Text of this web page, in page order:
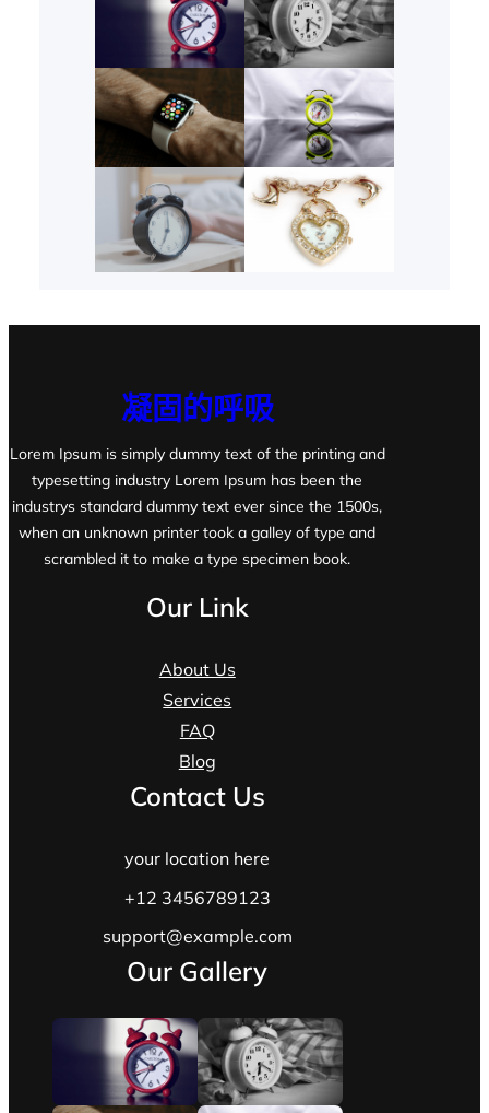
凝固的呼吸
Lorem Ipsum is simply dummy text of the printing and
typesetting industry Lorem Ipsum has been the
industrys standard dummy text ever since the 1500s,
when an unknown printer took a galley of type and
scrambled it to make a type specimen book.
Our Link
About Us
Services
FAQ
Blog
Contact Us
your location here
+12 3456789123
support@example.com
Our Gallery